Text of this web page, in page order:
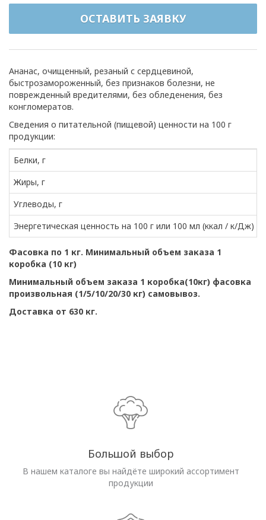
ОСТАВИТЬ ЗАЯВКУ
Ананас, очищенный, резаный с сердцевиной,
быстрозамороженный, без признаков болезни, не
поврежденный вредителями, без обледенения, без
конгломератов.
Сведения о питательной (пищевой) ценности на 100 г
продукции:
Белки, г
Жиры, г
Углеводы, г
Энергетическая ценность на 100 г или 100 мл (ккал / к/Дж)
Фасовка по 1 кг. Минимальный объем заказа 1
коробка (10 кг)
Минимальный объем заказа 1 коробка(10кг) фасовка
произвольная (1/5/10/20/30 кг) самовывоз.
Доставка от 630 кг.
Большой выбор
В нашем каталоге вы найдёте широкий ассортимент
продукции